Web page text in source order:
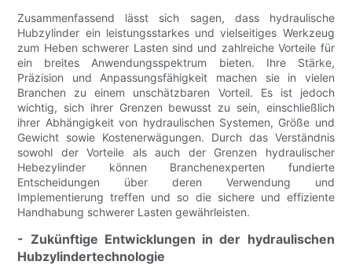
Zusammenfassend lässt sich sagen, dass hydraulische
Hubzylinder ein leistungsstarkes und vielseitiges Werkzeug
zum Heben schwerer Lasten sind und zahlreiche Vorteile für
ein breites Anwendungsspektrum bieten. Ihre Stärke,
Präzision und Anpassungsfähigkeit machen sie in vielen
Branchen zu einem unschätzbaren Vorteil. Es ist jedoch
wichtig, sich ihrer Grenzen bewusst zu sein, einschließlich
ihrer Abhängigkeit von hydraulischen Systemen, Größe und
Gewicht sowie Kostenerwägungen. Durch das Verständnis
sowohl der Vorteile als auch der Grenzen hydraulischer
Hebezylinder können Branchenexperten fundierte
Entscheidungen über deren Verwendung und
Implementierung treffen und so die sichere und effiziente
Handhabung schwerer Lasten gewährleisten.
- Zukünftige Entwicklungen in der hydraulischen
Hubzylindertechnologie